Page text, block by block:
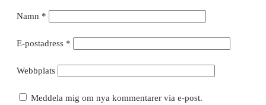
Namn *
E-postadress *
Webbplats
Meddela mig om nya kommentarer via e-post.